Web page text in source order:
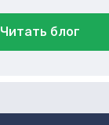
Читать блог